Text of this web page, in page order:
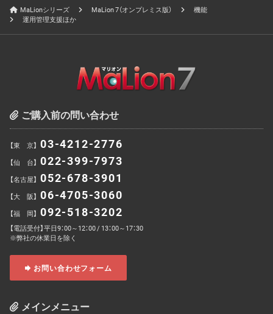
MaLionシリーズ MaLion 7（オンプレミス版）
機能
運用管理支援ほか
ご購入前の問い合わせ
【東 京】 03-4212-2776
【仙 台】 022-399-7973
【名古屋】 052-678-3901
【大 阪】 06-4705-3060
【福 岡】 092-518-3202
【電話受付】平日9：00～12：00 / 13：00～17：30
※弊社の休業日を除く
お問い合わせフォーム
メインメニュー